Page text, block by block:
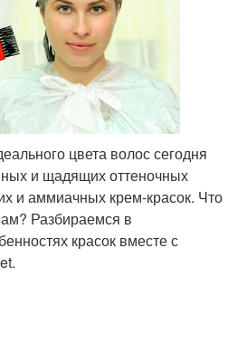
цвета волос сегодня
и щадящих оттеночных
и аммиачных крем-красок. Что
Разбираемся в
красок вместе с